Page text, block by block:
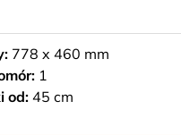
778 x 460 mm
1
od: 45 cm